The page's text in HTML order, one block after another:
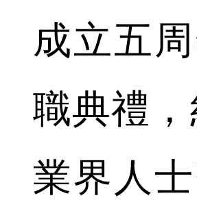
成立五
職典禮
業界人